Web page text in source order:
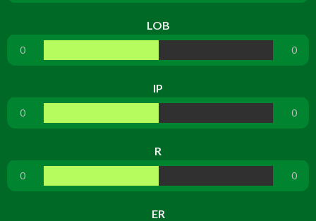
LOB
0 0
IP
0 0
R
0 0
ER